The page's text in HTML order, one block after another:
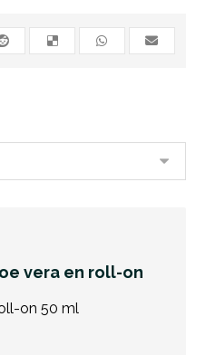
vera en roll-on
on 50 ml